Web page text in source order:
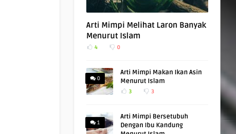
Arti Mimpi Melihat Laron Banyak
Menurut Islam
4 0
0
Arti Mimpi Makan Ikan Asin
Menurut Islam
3 3
1
Arti Mimpi Bersetubuh
Dengan Ibu Kandung